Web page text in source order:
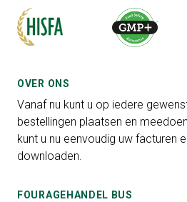
OVER ONS
Vanaf nu kunt u op iedere
bestellingen plaatsen en
kunt u nu eenvoudig uw facturen
downloaden.
FOURAGEHANDEL BUS